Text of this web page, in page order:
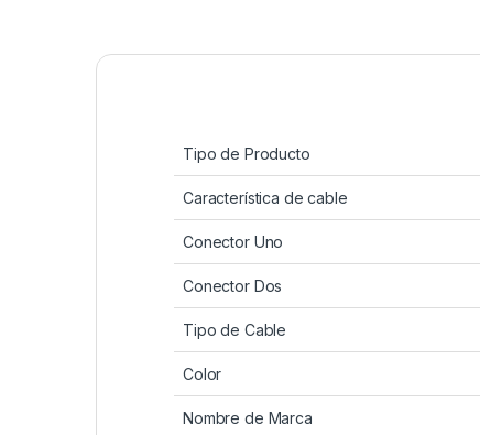
Tipo de Producto
Característica de cable
Conector Uno
Conector Dos
Tipo de Cable
Color
Nombre de Marca